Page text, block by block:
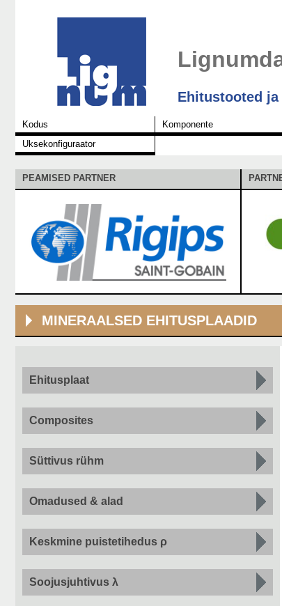
Ehitustooted
Kodus Komponente
Uksekonfiguraator
PEAMISED PARTNER
MINERAALSED EHITUSPLAADID
Ehitusplaat
Composites
Süttivus rühm
Omadused & alad
Keskmine puistetihedus ρ
Soojusjuhtivus λ